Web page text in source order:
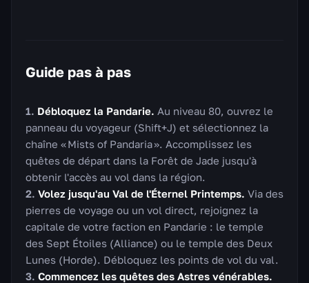
Guide pas à pas
Débloquez la Pandarie. Au niveau 80, ouvrez le
panneau du voyageur (Shift+J) et sélectionnez la
chaîne « Mists of Pandaria ». Accomplissez les
quêtes de départ dans la Forêt de Jade jusqu'à
obtenir l'accès au vol dans la région.
Volez jusqu'au Val de l'Éternel Printemps. Via des
pierres de voyage ou un vol direct, rejoignez la
capitale de votre faction en Pandarie : le temple
des Sept Étoiles (Alliance) ou le temple des Deux
Lunes (Horde). Débloquez les points de vol du val.
Commencez les quêtes des Astres vénérables.